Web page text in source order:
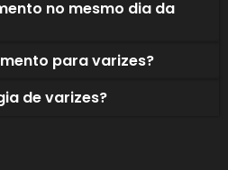
no mesmo dia da
para varizes?
de varizes?